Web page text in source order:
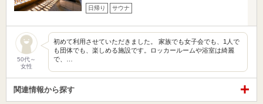
日帰り サウナ
50代～
女性
初めて利用させていただきました。 家族でも女子会でも、1人で
も団体でも、楽しめる施設です。ロッカールームや浴室は綺麗
で、…
関連情報から探す